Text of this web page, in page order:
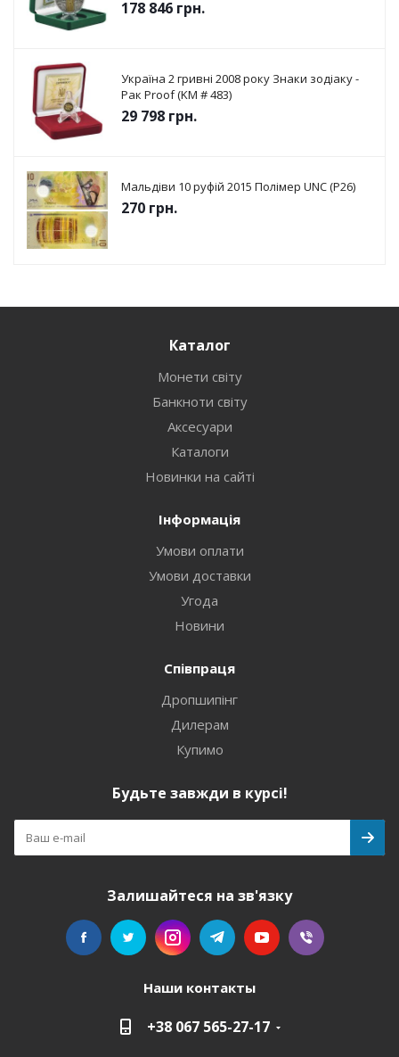
178 846 грн.
Україна 2 гривні 2008 року Знаки зодіаку -
Рак Proof (KM # 483)
29 798 грн.
Мальдіви 10 руфій 2015 Полімер UNC (P26)
270 грн.
Каталог
Монети світу
Банкноти світу
Аксесуари
Каталоги
Новинки на сайті
Інформація
Умови оплати
Умови доставки
Угода
Новини
Співпраця
Дропшипінг
Дилерам
Купимо
Будьте завжди в курсі!
Залишайтеся на зв'язку
Наши контакты
+38 067 565-27-17